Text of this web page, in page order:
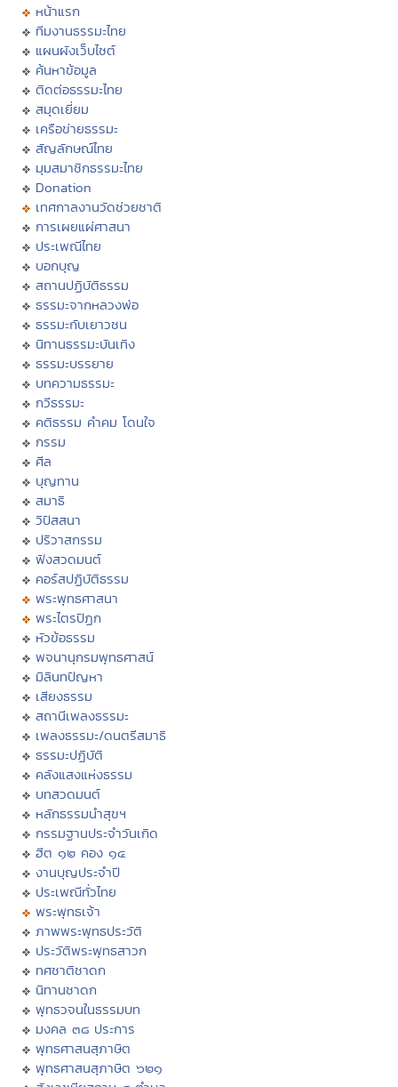
หน้าแรก
ทีมงานธรรมะไทย
แผนผังเว็บไซต์
ค้นหาข้อมูล
ติดต่อธรรมะไทย
สมุดเยี่ยม
เครือข่ายธรรมะ
สัญลักษณ์ไทย
มุมสมาชิกธรรมะไทย
Donation
เทศกาลงานวัดช่วยชาติ
การเผยแผ่ศาสนา
ประเพณีไทย
บอกบุญ
สถานปฏิบัติธรรม
ธรรมะจากหลวงพ่อ
ธรรมะกับเยาวชน
นิทานธรรมะบันเทิง
ธรรมะบรรยาย
บทความธรรมะ
กวีธรรมะ
คติธรรม คำคม โดนใจ
กรรม
ศีล
บุญทาน
สมาธิ
วิปัสสนา
ปริวาสกรรม
ฟังสวดมนต์
คอร์สปฏิบัติธรรม
พระพุทธศาสนา
พระไตรปิฏก
หัวข้อธรรม
พจนานุกรมพุทธศาสน์
มิลินทปัญหา
เสียงธรรม
สถานีเพลงธรรมะ
เพลงธรรมะ/ดนตรีสมาธิ
ธรรมะปฏิบัติ
คลังแสงแห่งธรรม
บทสวดมนต์
หลักธรรมนำสุขฯ
กรรมฐานประจำวันเกิด
ฮีต ๑๒ คอง ๑๔
งานบุญประจำปี
ประเพณีทั่วไทย
พระพุทธเจ้า
ภาพพระพุทธประวัติ
ประวัติพระพุทธสาวก
ทศชาติชาดก
นิทานชาดก
พุทธวจนในธรรมบท
มงคล ๓๘ ประการ
พุทธศาสนสุภาษิต
พุทธศาสนสุภาษิต ๖๒๑